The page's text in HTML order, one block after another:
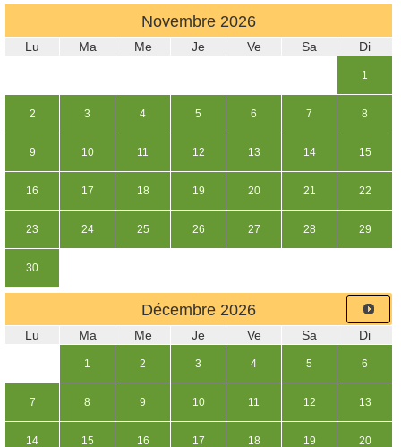
Novembre 2026
Lu Ma Me Je Ve Sa Di
1
2 3 4 5 6 7 8
9 10 11 12 13 14 15
16 17 18 19 20 21 22
23 24 25 26 27 28 29
30
Décembre 2026
Lu Ma Me Je Ve Sa Di
1 2 3 4 5 6
7 8 9 10 11 12 13
14 15 16 17 18 19 20